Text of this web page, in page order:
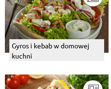
Gyros i kebab w domowej
kuchni